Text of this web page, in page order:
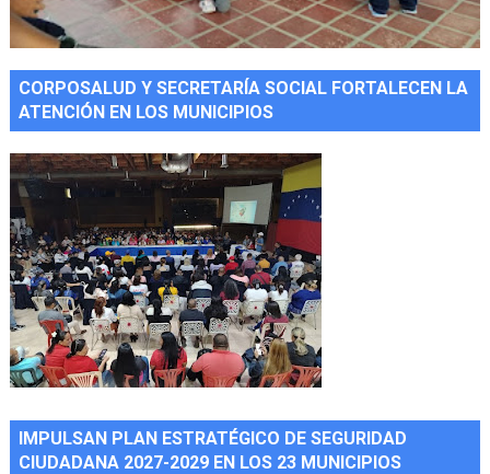
CORPOSALUD Y SECRETARÍA SOCIAL FORTALECEN LA
ATENCIÓN EN LOS MUNICIPIOS
IMPULSAN PLAN ESTRATÉGICO DE SEGURIDAD
CIUDADANA 2027-2029 EN LOS 23 MUNICIPIOS